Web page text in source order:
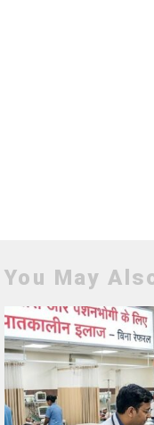
You May